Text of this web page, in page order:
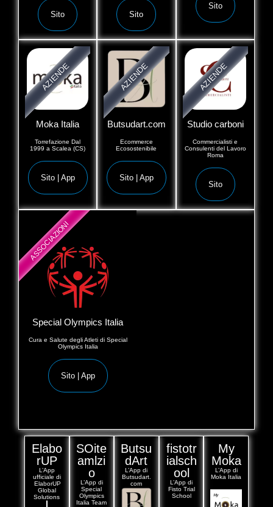
Sito Sito
Sito
Moka Italia
Torrefazione Dal
1999 a Scalea (CS)
Sito | App
AZIENDE
Butsudart.com
Ecommerce
Ecosostenibile
Sito | App
AZIENDE
Studio carboni
Commercialisti e
Consulenti del Lavoro
Roma
Sito
AZIENDE
Special Olympics Italia
Cura e Salute degli Atleti di Special
Olympics Italia
Sito | App
ASSOCIAZIONI
Elabo
rUP
L’App
ufficiale di
ElaborUP
Global
Solutions
SOite
amlzi
o
L’App di
Special
Olympics
Italia Team
Butsu
dArt
L’App di
Butsudart.
com
fistotr
ialsch
ool
L’App di
Fisto Trial
School
My
Moka
L’App di
Moka Italia